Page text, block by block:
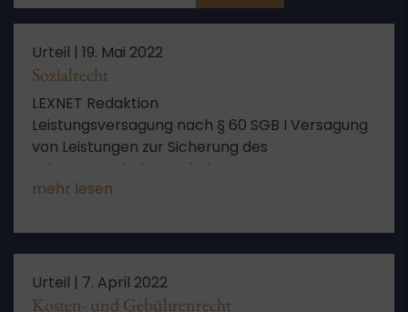
Urteil | 19. Mai 2022
Sozialrecht
LEXNET Redaktion
Leistungsversagung nach § 60 SGB I Versagung
von Leistungen zur Sicherung des
Lebensunterhalts nach dem SGB II
Rechtsschutzbedürfnis bei rückwirkender
auf Dauer
mehr lesen
Urteil | 7. April 2022
Kosten- und Gebührenrecht